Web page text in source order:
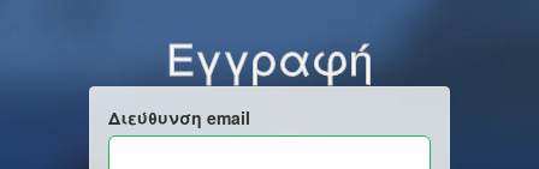
Εγγραφή
Διεύθυνση email